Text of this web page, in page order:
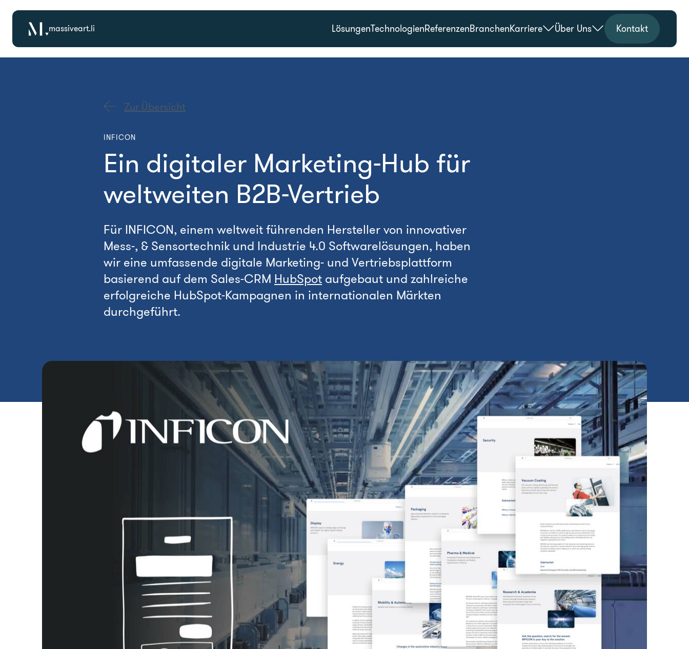
massiveart.li LösungenTechnologienReferenzenBranchenKarriere Über Uns Kontakt
Zur Übersicht
INFICON
Ein digitaler Marketing-Hub für
weltweiten B2B-Vertrieb
Für INFICON, einem weltweit führenden Hersteller von innovativer
Mess-, & Sensortechnik und Industrie 4.0 Softwarelösungen, haben
wir eine umfassende digitale Marketing- und Vertriebsplattform
basierend auf dem Sales-CRM HubSpot aufgebaut und zahlreiche
erfolgreiche HubSpot-Kampagnen in internationalen Märkten
durchgeführt.